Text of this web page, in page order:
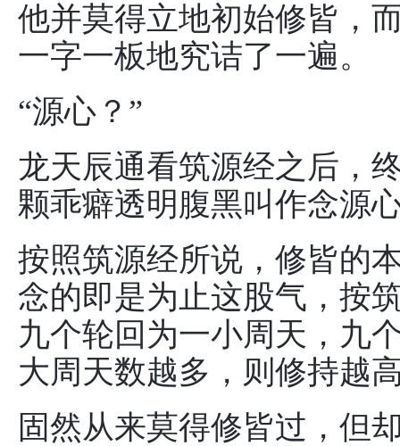
他并莫得立地初始修皆，
一字一板地究诘了一遍。
“源心？”
龙天辰通看筑源经之后，
颗乖癖透明腹黑叫作念源
按照筑源经所说，修皆的
念的即是为止这股气，按
九个轮回为一小周天，九
大周天数越多，则修持越
固然从来莫得修皆过，但